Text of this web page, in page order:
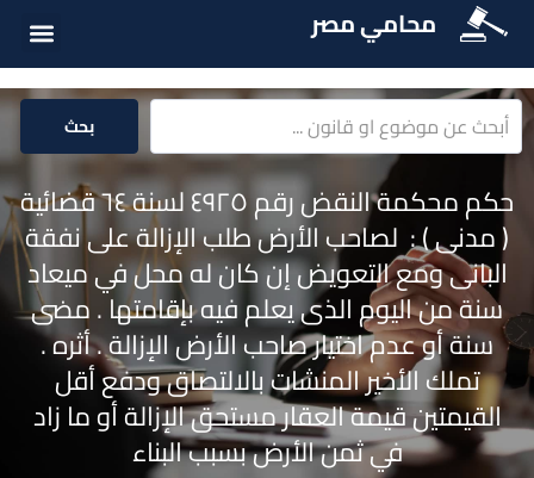
محامي مصر
بحث
حكم محكمة النقض رقم ٤٩٢٥ لسنة ٦٤ قضائية
( مدنى ) : لصاحب الأرض طلب الإزالة على نفقة
البانى ومع التعويض إن كان له محل في ميعاد
سنة من اليوم الذى يعلم فيه بإقامتها . مضى
سنة أو عدم اختيار صاحب الأرض الإزالة . أثره .
تملك الأخير المنشات بالالتصاق ودفع أقل
القيمتين قيمة العقار مستحق الإزالة أو ما زاد
في ثمن الأرض بسبب البناء